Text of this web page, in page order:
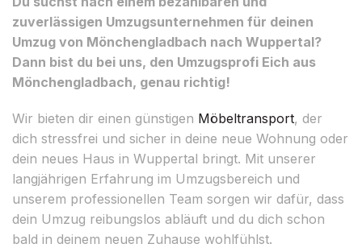
zuverlässigen Umzugsunternehmen für deinen
Umzug von Mönchengladbach nach Wuppertal?
Dann bist du bei uns, den Umzugsprofi Eich aus
Mönchengladbach, genau richtig!
Wir bieten dir einen günstigen Möbeltransport, der
dich stressfrei und sicher in deine neue Wohnung oder
dein neues Haus in Wuppertal bringt. Mit unserer
langjährigen Erfahrung im Umzugsbereich und
unserem professionellen Team sorgen wir dafür, dass
dein Umzug reibungslos abläuft und du dich schon
bald in deinem neuen Zuhause wohlfühlst.